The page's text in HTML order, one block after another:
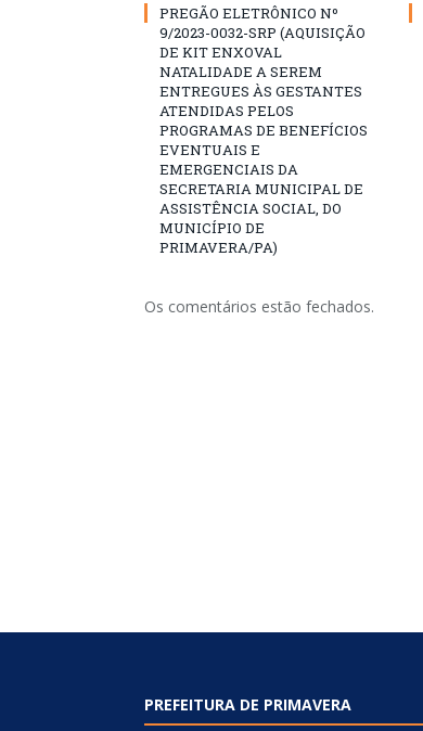
PREGÃO ELETRÔNICO Nº
9/2023-0032-SRP (AQUISIÇÃO
DE KIT ENXOVAL
NATALIDADE A SEREM
ENTREGUES ÀS GESTANTES
ATENDIDAS PELOS
PROGRAMAS DE BENEFÍCIOS
EVENTUAIS E
EMERGENCIAIS DA
SECRETARIA MUNICIPAL DE
ASSISTÊNCIA SOCIAL, DO
MUNICÍPIO DE
PRIMAVERA/PA)
Os comentários estão fechados.
PREFEITURA DE PRIMAVERA